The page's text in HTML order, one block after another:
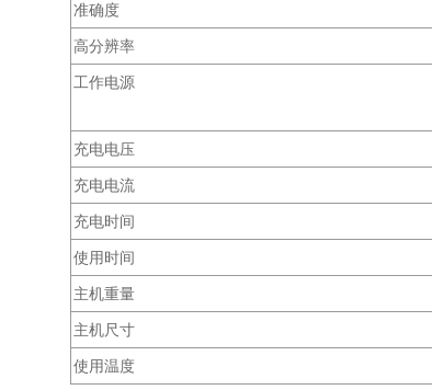
准确度
高分辨率
工作电源
充电电压
充电电流
充电时间
使用时间
主机重量
主机尺寸
使用温度